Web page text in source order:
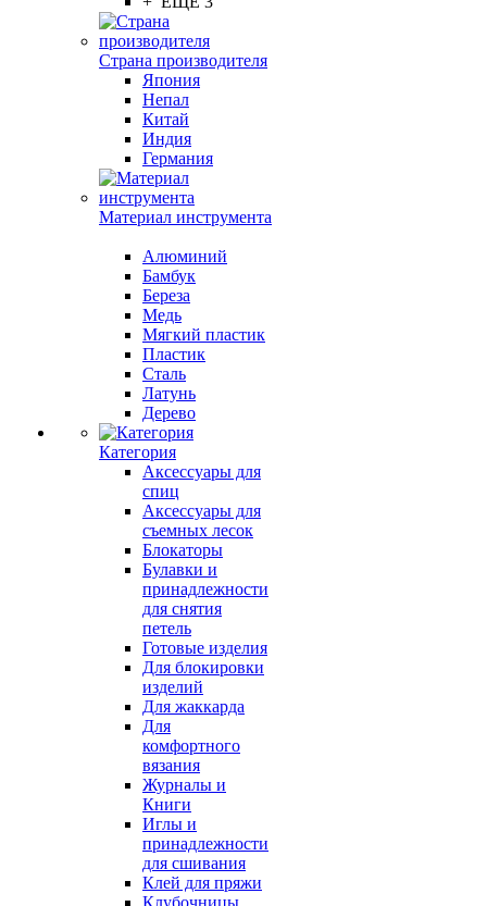
Страна производителя
Япония
Непал
Китай
Индия
Германия
Материал инструмента
Алюминий
Бамбук
Береза
Медь
Мягкий пластик
Пластик
Сталь
Латунь
Дерево
Категория
Аксессуары для
спиц
Аксессуары для
съемных лесок
Блокаторы
Булавки и
принадлежности
для снятия
петель
Готовые изделия
Для блокировки
изделий
Для жаккарда
Для
комфортного
вязания
Журналы и
Книги
Иглы и
принадлежности
для сшивания
Клей для пряжи
Клубочницы